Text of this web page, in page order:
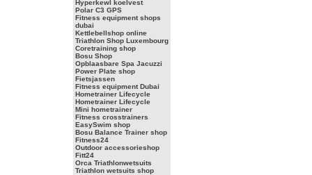
Hyperkewl koelvest
Polar C3 GPS
Fitness equipment shops
dubai
Kettlebellshop online
Triathlon Shop Luxembourg
Coretraining shop
Bosu Shop
Opblaasbare Spa Jacuzzi
Power Plate shop
Fietsjassen
Fitness equipment Dubai
Hometrainer Lifecycle
Hometrainer Lifecycle
Mini hometrainer
Fitness crosstrainers
EasySwim shop
Bosu Balance Trainer shop
Fitness24
Outdoor accessorieshop
Fitt24
Orca Triathlonwetsuits
Triathlon wetsuits shop